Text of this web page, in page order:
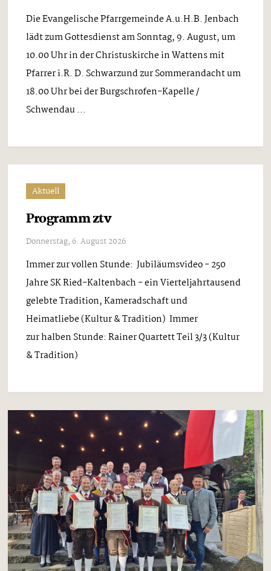
Die Evangelische Pfarrgemeinde A.u.H.B. Jenbach
lädt zum Gottesdienst am Sonntag, 9. August, um
10.00 Uhr in der Christuskirche in Wattens mit
Pfarrer i.R. D. Schwarzund zur Sommerandacht um
18.00 Uhr bei der Burgschrofen-Kapelle /
Schwendau ...
Aktuell
Programm ztv
Donnerstag, 6. August 2026
Immer zur vollen Stunde: Jubiläumsvideo - 250
Jahre SK Ried-Kaltenbach - ein Vierteljahrtausend
gelebte Tradition, Kameradschaft und
Heimatliebe (Kultur & Tradition) Immer
zur halben Stunde: Rainer Quartett Teil 3/3 (Kultur
& Tradition)